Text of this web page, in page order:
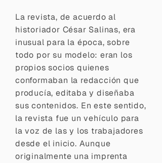
La revista, de acuerdo al
historiador César Salinas, era
inusual para la época, sobre
todo por su modelo: eran los
propios socios quienes
conformaban la redacción que
producía, editaba y diseñaba
sus contenidos. En este sentido,
la revista fue un vehículo para
la voz de las y los trabajadores
desde el inicio. Aunque
originalmente una imprenta